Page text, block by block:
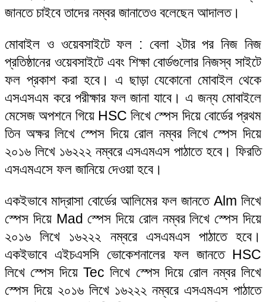
জানতে চাইবে তাদের নম্বর জানাতেও বলেছেন আদালত।
মোবাইল ও ওয়েবসাইটে ফল : বেলা ২টার পর নিজ নিজ
প্রতিষ্ঠানের ওয়েবসাইটে এবং শিক্ষা বোর্ডগুলোর নিজস্ব সাইটে
ফল প্রকাশ করা হবে। এ ছাড়া যেকোনো মোবাইল থেকে
এসএসএম করে পরীক্ষার ফল জানা যাবে। এ জন্য মোবাইলে
মেসেজ অপশনে গিয়ে HSC লিখে স্পেস দিয়ে বোর্ডের প্রথম
তিন অক্ষর লিখে স্পেস দিয়ে রোল নম্বর লিখে স্পেস দিয়ে
২০১৬ লিখে ১৬২২২ নম্বরে এসএমএস পাঠাতে হবে। ফিরতি
এসএমএসে ফল জানিয়ে দেওয়া হবে।
একইভাবে মাদ্রাসা বোর্ডের আলিমের ফল জানতে Alm লিখে
স্পেস দিয়ে Mad স্পেস দিয়ে রোল নম্বর লিখে স্পেস দিয়ে
২০১৬ লিখে ১৬২২২ নম্বরে এসএমএস পাঠাতে হবে।
একইভাবে এইচএসসি ভোকেশনালের ফল জানতে HSC
লিখে স্পেস দিয়ে Tec লিখে স্পেস দিয়ে রোল নম্বর লিখে
স্পেস দিয়ে ২০১৬ লিখে ১৬২২২ নম্বরে এসএমএস পাঠাতে